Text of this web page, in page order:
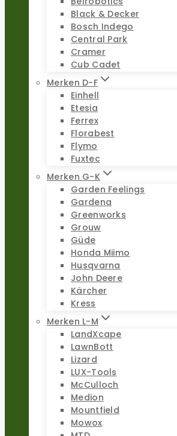
Black & Decker
Bosch Indego
Central Park
Cramer
Cub Cadet
Merken D-F
Einhell
Etesia
Ferrex
Florabest
Flymo
Fuxtec
Merken G-K
Garden Feelings
Gardena
Greenworks
Grouw
Güde
Honda Miimo
Husqvarna
John Deere
Kärcher
Kress
Merken L-M
LandXcape
LawnBott
Lizard
LUX-Tools
McCulloch
Medion
Mountfield
Mowox